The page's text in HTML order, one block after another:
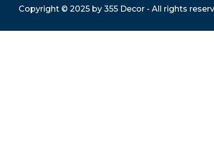
Copyright © 2025 by 355 Decor - All rights